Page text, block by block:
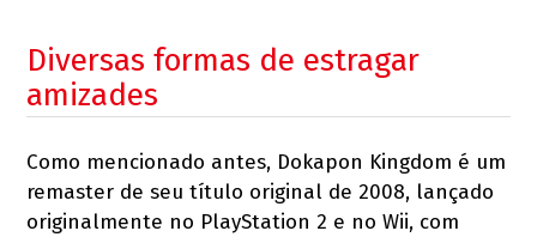
Diversas formas de estragar
amizades
Como mencionado antes, Dokapon Kingdom é um
remaster de seu título original de 2008, lançado
originalmente no PlayStation 2 e no Wii, com